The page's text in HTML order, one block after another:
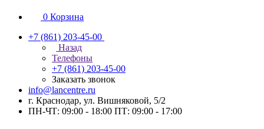
0 Корзина
+7 (861) 203-45-00
Назад
Телефоны
+7 (861) 203-45-00
Заказать звонок
info@lancentre.ru
г. Краснодар, ул. Вишняковой, 5/2
ПН-ЧТ: 09:00 - 18:00 ПТ: 09:00 - 17:00